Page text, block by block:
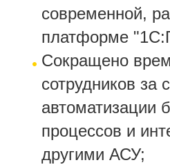
современной,
платформе
Сокращено
сотрудников за
автоматизации
процессов и
другими АСУ;